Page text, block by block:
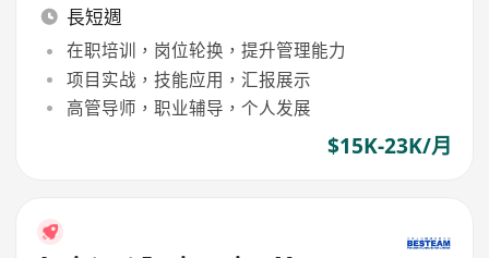
長短週
在职培训，岗位轮换，提升管理能力
项目实战，技能应用，汇报展示
高管导师，职业辅导，个人发展
$15K-23K/月